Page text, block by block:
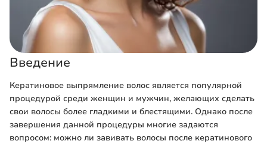
Введение
Кератиновое выпрямление волос является популярной
процедурой среди женщин и мужчин, желающих сделать
свои волосы более гладкими и блестящими. Однако после
завершения данной процедуры многие задаются
вопросом: можно ли завивать волосы после кератинового